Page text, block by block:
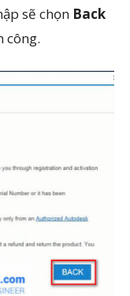
sẽ chọn Back
công.